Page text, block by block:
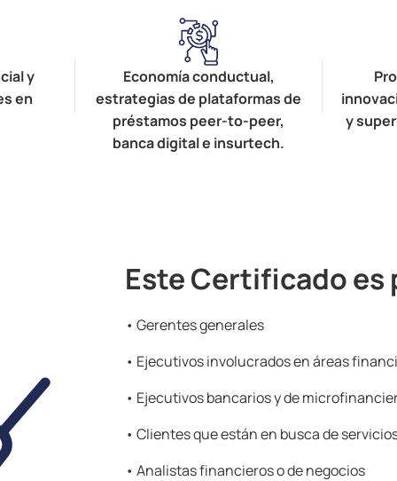
y
en
Economía conductual,
estrategias de plataformas de
préstamos peer-to-peer,
banca digital e insurtech.
y
Este Certificado es
• Gerentes generales
• Ejecutivos involucrados en áreas
• Ejecutivos bancarios y de
• Clientes que están en busca de
• Analistas financieros o de negocios